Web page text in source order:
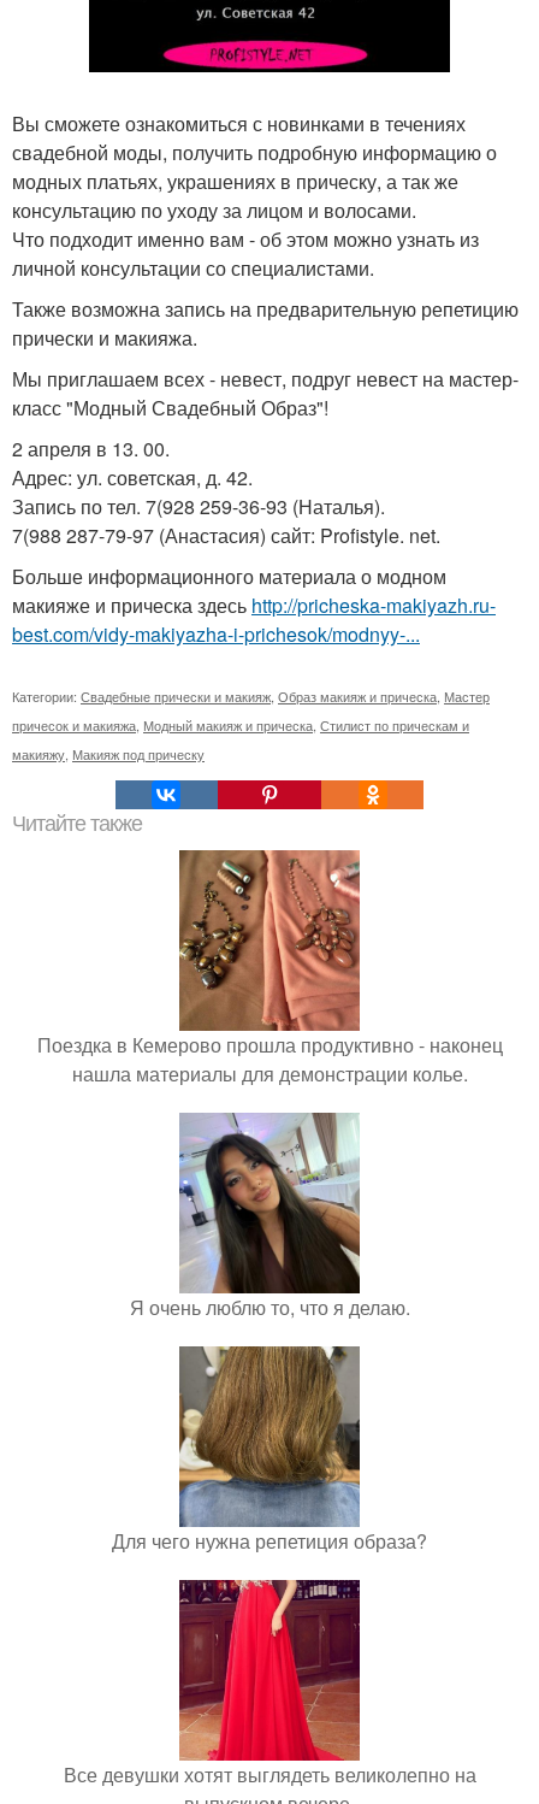
Вы сможете ознакомиться с новинками в течениях
свадебной моды, получить подробную информацию о
модных платьях, украшениях в прическу, а так же
консультацию по уходу за лицом и волосами.
Что подходит именно вам - об этом можно узнать из
личной консультации со специалистами.
Также возможна запись на предварительную репетицию
прически и макияжа.
Мы приглашаем всех - невест, подруг невест на мастер-
класс "Модный Свадебный Образ"!
2 апреля в 13. 00.
Адрес: ул. советская, д. 42.
Запись по тел. 7(928 259-36-93 (Наталья).
7(988 287-79-97 (Анастасия) сайт: Profistyle. net.
Больше информационного материала о модном
макияже и прическа здесь http://pricheska-makiyazh.ru-
best.com/vidy-makiyazha-i-prichesok/modnyy-...
Категории: Свадебные прически и макияж Образ макияж и прическа Мастер
причесок и макияжа Модный макияж и прическа Стилист по прическам и
макияжу Макияж под прическу
Читайте также
Поездка в Кемерово прошла продуктивно - наконец
нашла материалы для демонстрации колье.
Я очень люблю то, что я делаю.
Для чего нужна репетиция образа?
Все девушки хотят выглядеть великолепно на